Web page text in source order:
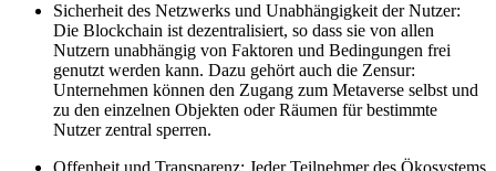
Sicherheit des Netzwerks und Unabhängigkeit der Nutzer:
Die Blockchain ist dezentralisiert, so dass sie von allen
Nutzern unabhängig von Faktoren und Bedingungen frei
genutzt werden kann. Dazu gehört auch die Zensur:
Unternehmen können den Zugang zum Metaverse selbst und
zu den einzelnen Objekten oder Räumen für bestimmte
Nutzer zentral sperren.